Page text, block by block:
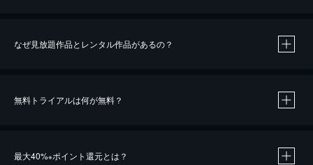
なぜ見放題作品とレンタル作品があるの？
無料トライアルは何が無料？
最大40%※ポイント還元とは？